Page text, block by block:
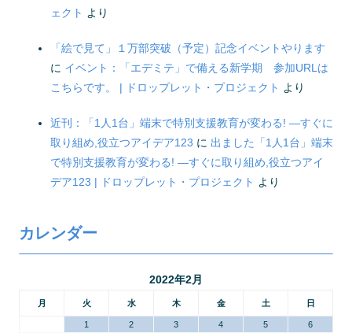
ェクト より
「絵で見て」１万部突破（予定）記念イベントやります
に イベント：「エデミテ」で備える新学期 参加URLは
こちらです。 | ドロップレット・プロジェクト より
近刊：「1人1台」端末で特別支援教育が変わる! ―すぐに
取り組め,役立つアイデア123 に 出ました「1人1台」端末
で特別支援教育が変わる! ―すぐに取り組め,役立つアイ
デア123 | ドロップレット・プロジェクト より
カレンダー
2022年2月
月 火 水 木 金 土 日
1 2 3 4 5
6